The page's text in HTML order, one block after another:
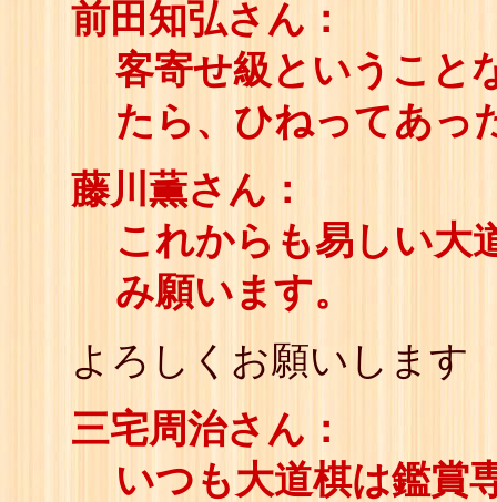
前田知弘さん：
客寄せ級ということ
たら、ひねってあっ
藤川薫さん：
これからも易しい大
み願います。
よろしくお願いしま
三宅周治さん：
いつも大道棋は鑑賞